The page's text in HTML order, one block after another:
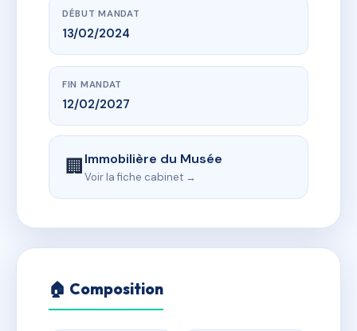
DÉBUT MANDAT
13/02/2024
FIN MANDAT
12/02/2027
🏢Immobilière du Musée
Voir la fiche cabinet →
🏠 Composition